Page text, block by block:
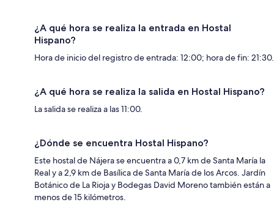
¿A qué hora se realiza la entrada en Hostal
Hispano?
Hora de inicio del registro de entrada: 12:00; hora de fin: 21:30.
¿A qué hora se realiza la salida en Hostal Hispano?
La salida se realiza a las 11:00.
¿Dónde se encuentra Hostal Hispano?
Este hostal de Nájera se encuentra a 0,7 km de Santa María la
Real y a 2,9 km de Basílica de Santa María de los Arcos. Jardín
Botánico de La Rioja y Bodegas David Moreno también están a
menos de 15 kilómetros.